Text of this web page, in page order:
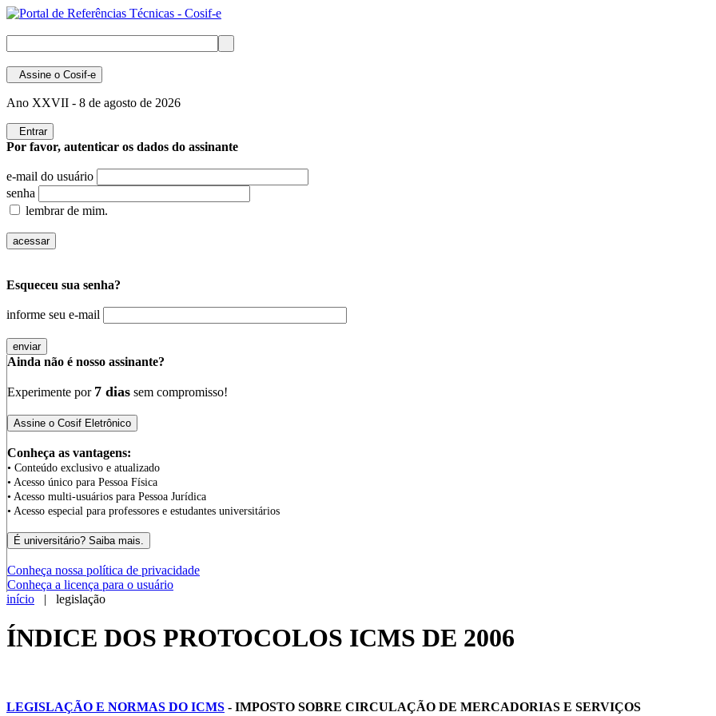
Assine o Cosif-e
Ano XXVII - 8 de agosto de 2026
Entrar
Por favor, autenticar os dados do assinante
e-mail do usuário
senha
lembrar de mim.
Esqueceu sua senha?
informe seu e-mail
Ainda não é nosso assinante?
Experimente por 7 dias sem compromisso!
Conheça as vantagens:
• Conteúdo exclusivo e atualizado
• Acesso único para Pessoa Física
• Acesso multi-usuários para Pessoa Jurídica
• Acesso especial para professores e estudantes universitários
Conheça nossa política de privacidade
Conheça a licença para o usuário
início | legislação
ÍNDICE DOS PROTOCOLOS ICMS DE 2006
LEGISLAÇÃO E NORMAS DO ICMS - IMPOSTO SOBRE CIRCULAÇÃO DE MERCADORIAS E SERVIÇOS